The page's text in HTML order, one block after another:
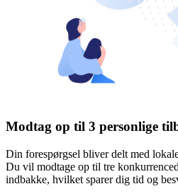
Modtag op til 3 personlige
Din forespørgsel bliver delt med
Du vil modtage op til tre
indbakke, hvilket sparer dig tid og